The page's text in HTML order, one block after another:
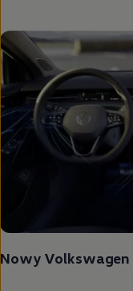
Nowy Volkswagen